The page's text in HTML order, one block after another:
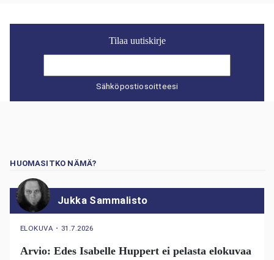
Tilaa uutiskirje
Sähköpostiosoitteesi
HUOMASITKO NÄMÄ?
Jukka Sammalisto
ELOKUVA ・ 31.7.2026
Arvio: Edes Isabelle Huppert ei pelasta elokuvaa